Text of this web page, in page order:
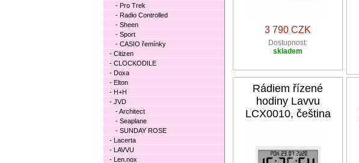
3 790 CZK
Dostupnost:
skladem
Rádiem řízené
hodiny Lavvu
LCX0010, čeština
- Pro Trek
- Radio Controlled
- Sheen
- Sport
- CASIO řemínky
- Citizen
- CLOCKODILE
- Doxa
- Elton
- H+H
- JVD
- Architect
- Seaplane
- SUNDAY ROSE
- Lacerta
- LAVVU
- Len.nox